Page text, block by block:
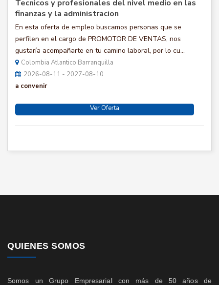
Tecnicos y profesionales del nivel medio en las
finanzas y la administracion
En esta oferta de empleo buscamos personas que se
perfilen en el cargo de PROMOTOR DE VENTAS, nos
gustaría acompañarte en tu camino laboral, por lo cu...
Colombia Atlantico Barranquilla
2026-08-11 - 2027-08-10
a convenir
Ver Oferta
QUIENES SOMOS
Somos un Grupo Empresarial con más de 50 años de